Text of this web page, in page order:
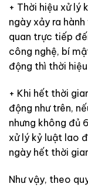
+ Thời hiệu xử lý
ngày xảy ra
quan trực tiếp
công nghệ, bí
động thì thời
+ Khi hết thời
động như trên,
nhưng không đủ
xử lý kỷ luật lao
ngày hết thời
Như vậy, theo